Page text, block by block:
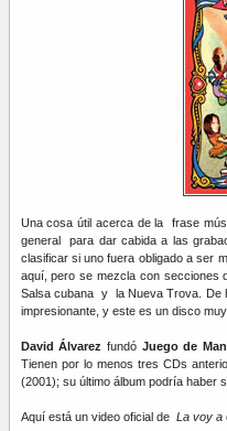
Una cosa útil acerca de la frase
general para dar cabida a las
clasificar si uno fuera obligado a ser
aquí, pero se mezcla con secciones
Salsa cubana y la Nueva Trova. De
impresionante, y este es un disco muy
David Álvarez fundó Juego de
Tienen por lo menos tres CDs
(2001); su último álbum podría haber
Aquí está un video oficial de La voy a